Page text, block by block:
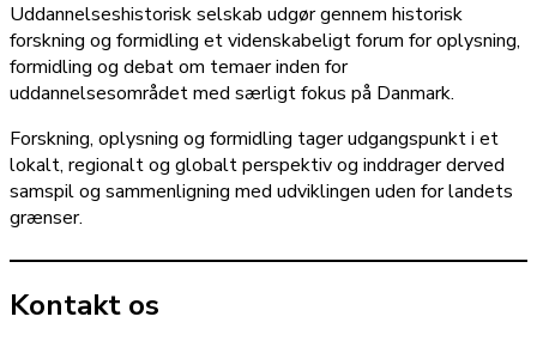
Uddannelseshistorisk selskab udgør gennem historisk
forskning og formidling et videnskabeligt forum for oplysning,
formidling og debat om temaer inden for
uddannelsesområdet med særligt fokus på Danmark.
Forskning, oplysning og formidling tager udgangspunkt i et
lokalt, regionalt og globalt perspektiv og inddrager derved
samspil og sammenligning med udviklingen uden for landets
grænser.
Kontakt os